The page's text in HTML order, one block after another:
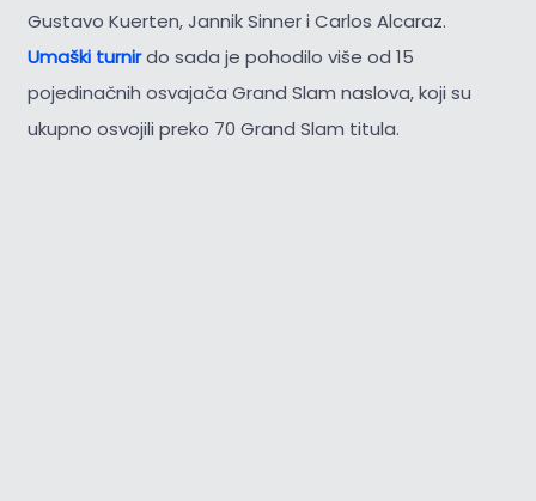
Gustavo Kuerten, Jannik Sinner i Carlos Alcaraz.
Umaški turnirdo sada je pohodilo više od 15
pojedinačnih osvajača Grand Slam naslova, koji su
ukupno osvojili preko 70 Grand Slam titula.